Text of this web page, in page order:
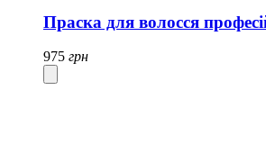
Праска для волосся
975 грн